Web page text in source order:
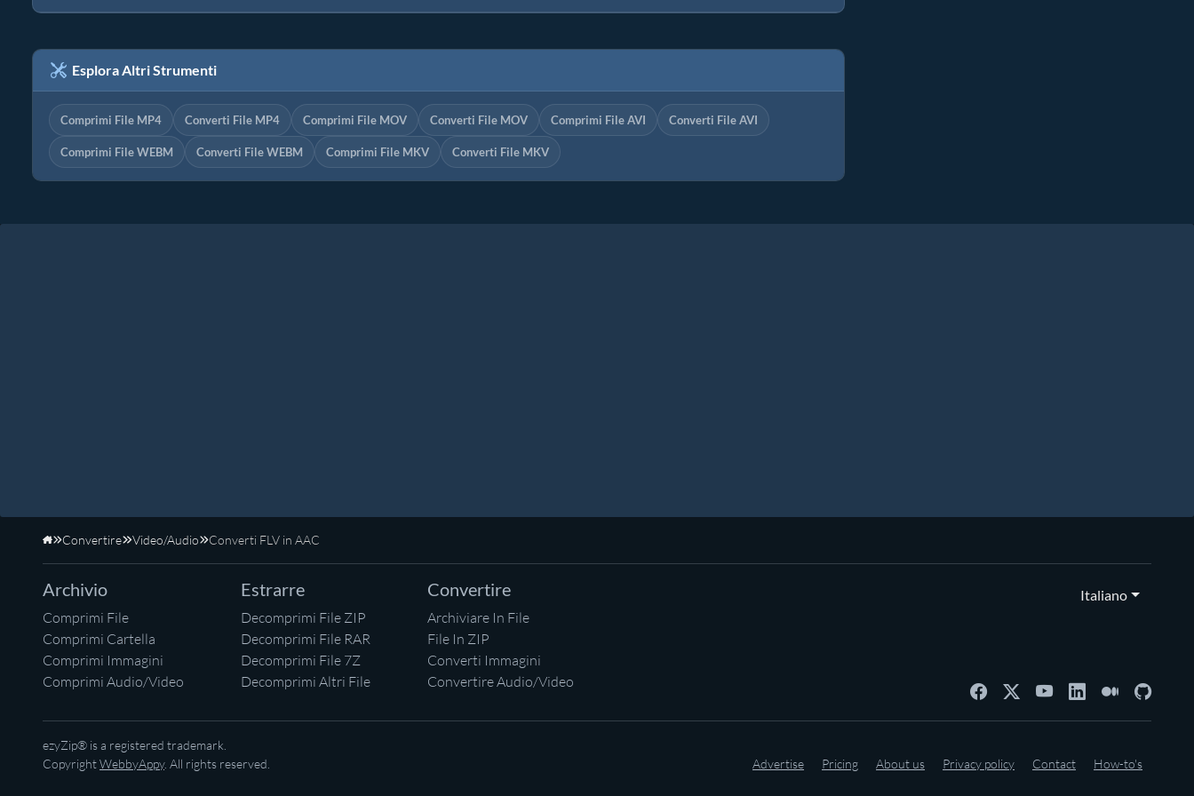
Esplora Altri Strumenti
Comprimi File MP4 Converti File MP4 Comprimi File MOV Converti File MOV Comprimi File AVI Converti File AVI
Comprimi File WEBM Converti File WEBM Comprimi File MKV Converti File MKV
Home
Convertire Video/Audio Converti FLV in AAC
Archivio
Comprimi File
Comprimi Cartella
Comprimi Immagini
Comprimi Audio/Video
Estrarre
Decomprimi File ZIP
Decomprimi File RAR
Decomprimi File 7Z
Decomprimi Altri File
Convertire
Archiviare In File
File In ZIP
Converti Immagini
Convertire Audio/Video
Italiano
ezyZip® is a registered trademark.
CopyrightWebbyAppy. All rights reserved. Advertise Pricing About us Privacy policy Contact How-to's